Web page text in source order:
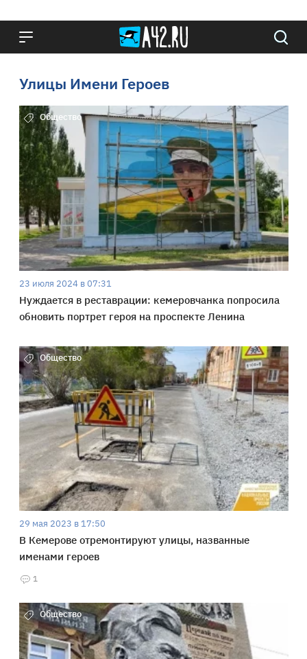
Улицы Имени Героев
Общество
23 июля 2024 в 07:31
Нуждается в реставрации: кемеровчанка попросила
обновить портрет героя на проспекте Ленина
Общество
29 мая 2023 в 17:50
В Кемерове отремонтируют улицы, названные
именами героев
1
Общество